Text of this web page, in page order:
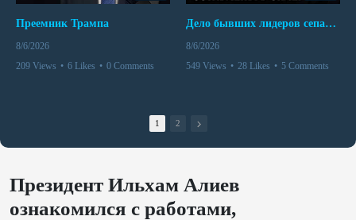
Преемник Трампа
8/6/2026
209 Views • 6 Likes • 0 Comments
Дело бывших лидеров сепаратистского режима в Карабахе
8/6/2026
549 Views • 28 Likes • 5 Comments
1 2
Президент Ильхам Алиев
ознакомился с работами,